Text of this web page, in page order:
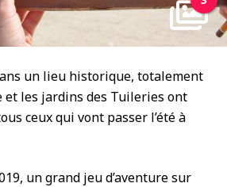
un lieu historique, totalement
et les jardins des Tuileries ont
ceux qui vont passer l’été à
un grand jeu d’aventure sur